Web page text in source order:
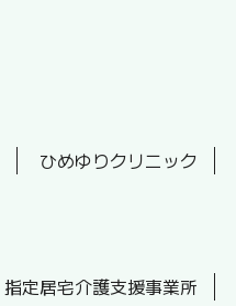
ひめゆりクリニック
指定居宅介護支援事業所